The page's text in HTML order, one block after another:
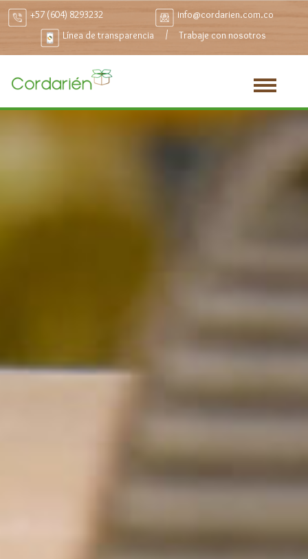
+57 (604) 8293232
info@cordarien.com.co
Línea de transparencia
/ Trabaje con nosotros